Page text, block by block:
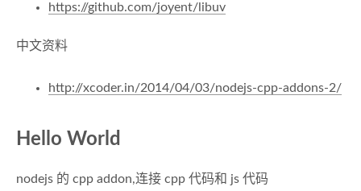
https://github.com/joyent/libuv
中文资料
http://xcoder.in/2014/04/03/nodejs-cpp-addons-2/
Hello World
nodejs 的 cpp addon,连接 cpp 代码和 js 代码